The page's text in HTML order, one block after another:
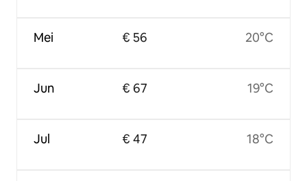
Mei
Jun
Jul
€ 56
€ 67
€ 47
20°C
19°C
18°C